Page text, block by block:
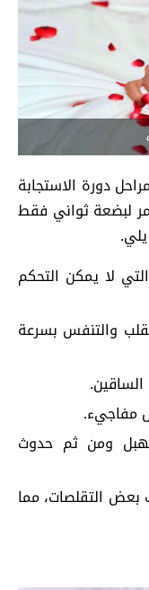
دورة الاستجابة
لبضعة ثواني فقط
لا يمكن التحكم
والتنفس بسرعة
مفاجيء.
ومن ثم حدوث
بعض التقلصات، مما